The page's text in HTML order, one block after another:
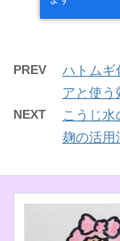
PREV
ハトムギ
アと使う
NEXT
こうじ
麹の活用